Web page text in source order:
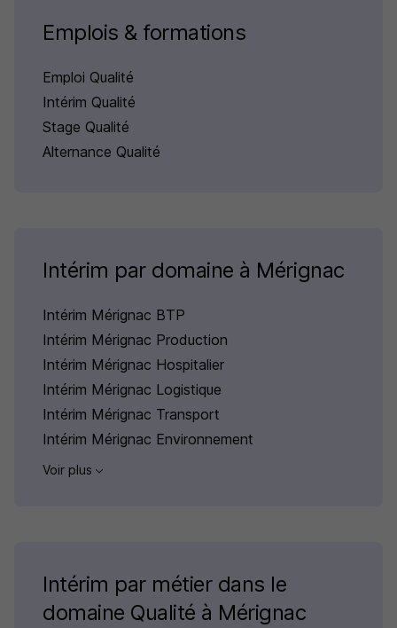
Emplois & formations
Emploi Qualité
Intérim Qualité
Stage Qualité
Alternance Qualité
Intérim par domaine à Mérignac
Intérim Mérignac BTP
Intérim Mérignac Production
Intérim Mérignac Hospitalier
Intérim Mérignac Logistique
Intérim Mérignac Transport
Intérim Mérignac Environnement
Voir plus
Intérim par métier dans le
domaine Qualité à Mérignac